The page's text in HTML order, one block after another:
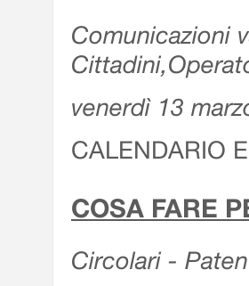
Comunicazioni
venerdì 13
CALENDARIO
COSA FARE
Circolari -